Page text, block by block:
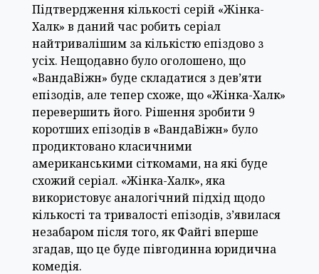
Підтвердження кількості серій «Жінка-
Халк» в даний час робить серіал
найтривалішим за кількістю епіздово з
усіх. Нещодавно було оголошено, що
«ВандаВіжн» буде складатися з дев’яти
епізодів, але тепер схоже, що «Жінка-Халк»
перевершить його. Рішення зробити 9
коротших епізодів в «ВандаВіжн» було
продиктовано класичними
американськими сіткомами, на які буде
схожий серіал. «Жінка-Халк», яка
використовує аналогічний підхід щодо
кількості та тривалості епізодів, з’явилася
незабаром після того, як Файгі вперше
згадав, що це буде півгодинна юридична
комедія.